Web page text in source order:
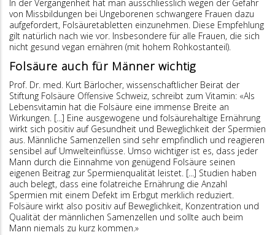
In der Vergangenheit hat man ausschliesslich wegen der Gefahr
von Missbildungen bei Ungeborenen schwangere Frauen dazu
aufgefordert, Folsäuretabletten einzunehmen. Diese Empfehlung
gilt natürlich nach wie vor. Insbesondere für alle Frauen, die sich
nicht gesund vegan ernähren (mit hohem Rohkostanteil).
Folsäure auch für Männer wichtig
Prof. Dr. med. Kurt Bärlocher, wissenschaftlicher Beirat der
Stiftung Folsäure Offensive Schweiz, schreibt zum Vitamin: «Als
Lebensvitamin hat die Folsäure eine immense Breite an
Wirkungen. [...] Eine ausgewogene und folsäurehaltige Ernährung
wirkt sich positiv auf Gesundheit und Beweglichkeit der Spermien
aus. Männliche Samenzellen sind sehr empfindlich und reagieren
sensibel auf Umwelteinflüsse. Umso wichtiger ist es, dass jeder
Mann durch die Einnahme von genügend Folsäure seinen
eigenen Beitrag zur Spermienqualität leistet. [...] Studien haben
auch belegt, dass eine folatreiche Ernährung die Anzahl
Spermien mit einem Defekt im Erbgut merklich reduziert.
Folsäure wirkt also positiv auf Beweglichkeit, Konzentration und
Qualität der männlichen Samenzellen und sollte auch beim
Mann niemals zu kurz kommen.»